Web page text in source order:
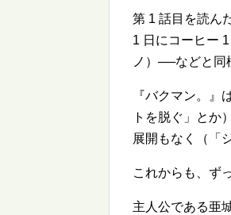
第 1 話目を読ん
1 日にコーヒー
ノ）──などと同
『バクマン。
トを脱ぐ」とか
展開もなく（「
これからも、ず
主人公である亜